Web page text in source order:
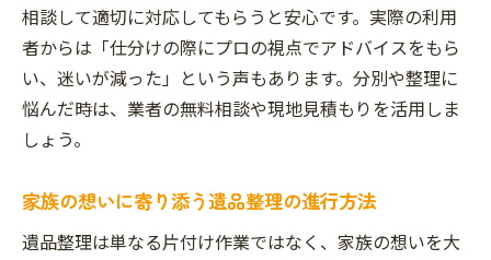
相談して適切に対応してもらうと安心です。実際の利用
者からは「仕分けの際にプロの視点でアドバイスをもら
い、迷いが減った」という声もあります。分別や整理に
悩んだ時は、業者の無料相談や現地見積もりを活用しま
しょう。
家族の想いに寄り添う遺品整理の進行方法
遺品整理は単なる片付け作業ではなく、家族の想いを大